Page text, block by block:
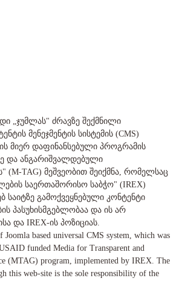
„ჯუმლას" ძრავზე შექმნილი
მენეჯმენტის სისტემის (CMS)
მიერ დაფინანსებული პროგრამის
და ანგარიშვალდებული
(M-TAG) მეშვეობით შეიქმნა, რომელსაც
საერთაშორისო საბჭო" (IREX)
საიტზე გამოქვეყნებული კონტენტი
პასუხისმგებლობაა და ის არ
და IREX-ის პოზიციას.
Joomla based universal CMS system, which was
funded Media for Transparent and
(MTAG) program, implemented by IREX. The
this web-site is the sole responsibility of the